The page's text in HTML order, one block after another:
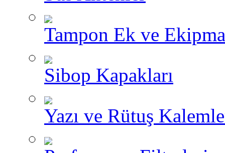
Tampon Ek ve
Sibop Kapakları
Yazı ve Rütuş